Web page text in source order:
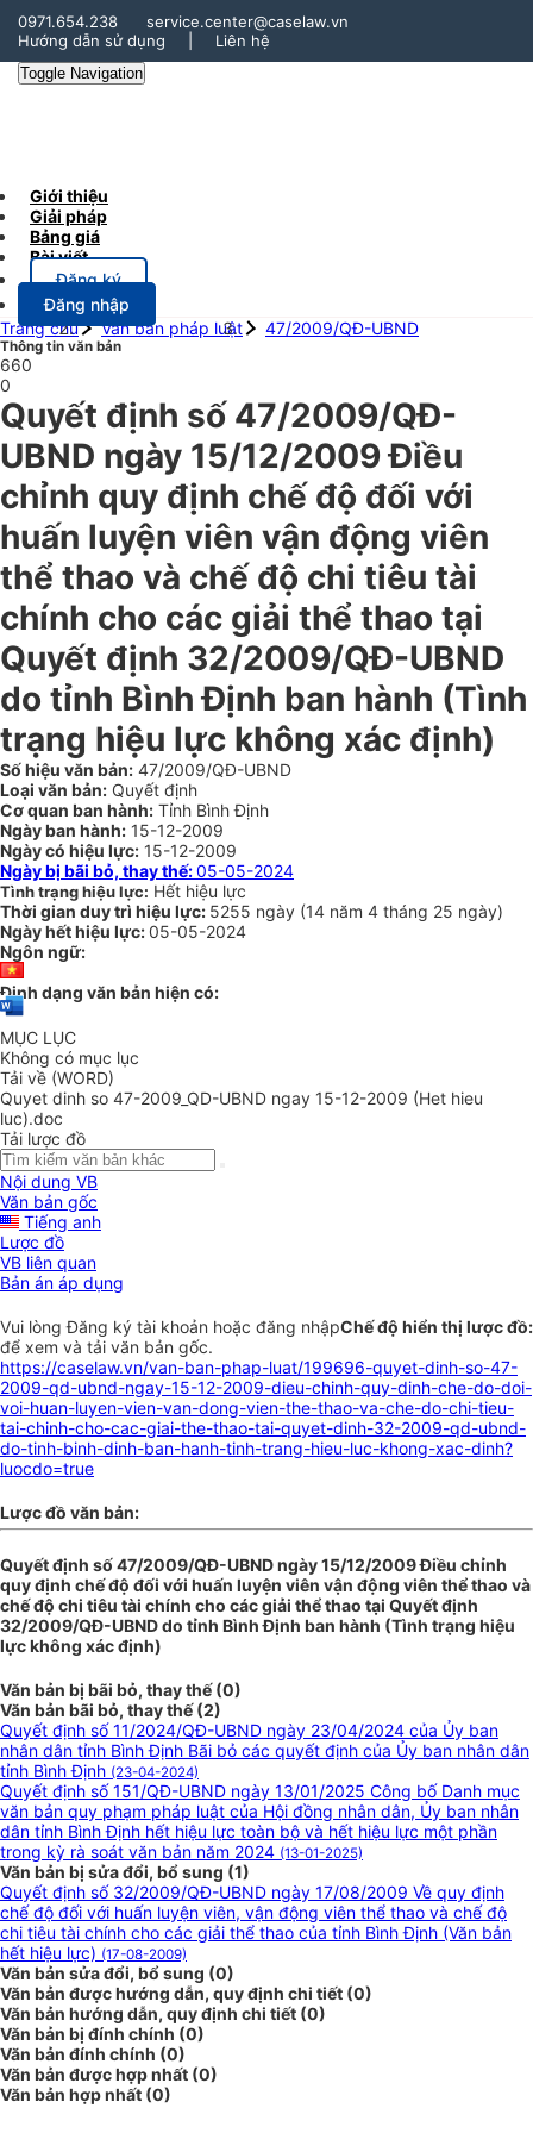
0971.654.238
service.center@caselaw.vn
Hướng dẫn sử dụng
Liên hệ
Toggle Navigation
Giới thiệu
Giải pháp
Bảng giá
Bài viết
Đăng ký
Đăng nhập
Trang chủ
Văn bản pháp luật 47/2009/QĐ-UBND
Thông tin văn bản
660
0
Quyết định số 47/2009/QĐ-
UBND ngày 15/12/2009 Điều
chỉnh quy định chế độ đối với
huấn luyện viên vận động viên
thể thao và chế độ chi tiêu tài
chính cho các giải thể thao tại
Quyết định 32/2009/QĐ-UBND
do tỉnh Bình Định ban hành (Tình
trạng hiệu lực không xác định)
Số hiệu văn bản: 47/2009/QĐ-UBND
Loại văn bản: Quyết định
Cơ quan ban hành: Tỉnh Bình Định
Ngày ban hành: 15-12-2009
Ngày có hiệu lực: 15-12-2009
Ngày bị bãi bỏ, thay thế:05-05-2024
Tình trạng hiệu lực: Hết hiệu lực
Thời gian duy trì hiệu lực: 5255 ngày (14 năm 4 tháng 25 ngày)
Ngày hết hiệu lực:05-05-2024
Ngôn ngữ:
Định dạng văn bản hiện có:
MỤC LỤC
Không có mục lục
Tải về (WORD)
Quyet dinh so 47-2009_QD-UBND ngay 15-12-2009 (Het hieu
luc).doc
Tải lược đồ
Nội dung VB
Văn bản gốc
Tiếng anh
Lược đồ
VB liên quan
Bản án áp dụng
Chế độ hiển thị lược đồ:
Vui lòngĐăng ký tài khoản hoặc đăng nhập
để xem và tải văn bản gốc.
https://caselaw.vn/van-ban-phap-luat/199696-quyet-dinh-so-47-
2009-qd-ubnd-ngay-15-12-2009-dieu-chinh-quy-dinh-che-do-doi-
voi-huan-luyen-vien-van-dong-vien-the-thao-va-che-do-chi-tieu-
tai-chinh-cho-cac-giai-the-thao-tai-quyet-dinh-32-2009-qd-ubnd-
do-tinh-binh-dinh-ban-hanh-tinh-trang-hieu-luc-khong-xac-dinh?
luocdo=true
Lược đồ văn bản:
Quyết định số 47/2009/QĐ-UBND ngày 15/12/2009 Điều chỉnh
quy định chế độ đối với huấn luyện viên vận động viên thể thao và
chế độ chi tiêu tài chính cho các giải thể thao tại Quyết định
32/2009/QĐ-UBND do tỉnh Bình Định ban hành (Tình trạng hiệu
lực không xác định)
Văn bản bị bãi bỏ, thay thế (0)
Văn bản bãi bỏ, thay thế (2)
Quyết định số 11/2024/QĐ-UBND ngày 23/04/2024 của Ủy ban
nhân dân tỉnh Bình Định Bãi bỏ các quyết định của Ủy ban nhân dân
tỉnh Bình Định (23-04-2024)
Quyết định số 151/QĐ-UBND ngày 13/01/2025 Công bố Danh mục
văn bản quy phạm pháp luật của Hội đồng nhân dân, Ủy ban nhân
dân tỉnh Bình Định hết hiệu lực toàn bộ và hết hiệu lực một phần
trong kỳ rà soát văn bản năm 2024 (13-01-2025)
Văn bản bị sửa đổi, bổ sung (1)
Quyết định số 32/2009/QĐ-UBND ngày 17/08/2009 Về quy định
chế độ đối với huấn luyện viên, vận động viên thể thao và chế độ
chi tiêu tài chính cho các giải thể thao của tỉnh Bình Định (Văn bản
hết hiệu lực) (17-08-2009)
Văn bản sửa đổi, bổ sung (0)
Văn bản được hướng dẫn, quy định chi tiết (0)
Văn bản hướng dẫn, quy định chi tiết (0)
Văn bản bị đính chính (0)
Văn bản đính chính (0)
Văn bản được hợp nhất (0)
Văn bản hợp nhất (0)